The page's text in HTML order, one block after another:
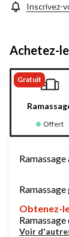
Inscrivez-
Achetez-
Gratuit
Offert
Ramassage
Obtenez-
Voir